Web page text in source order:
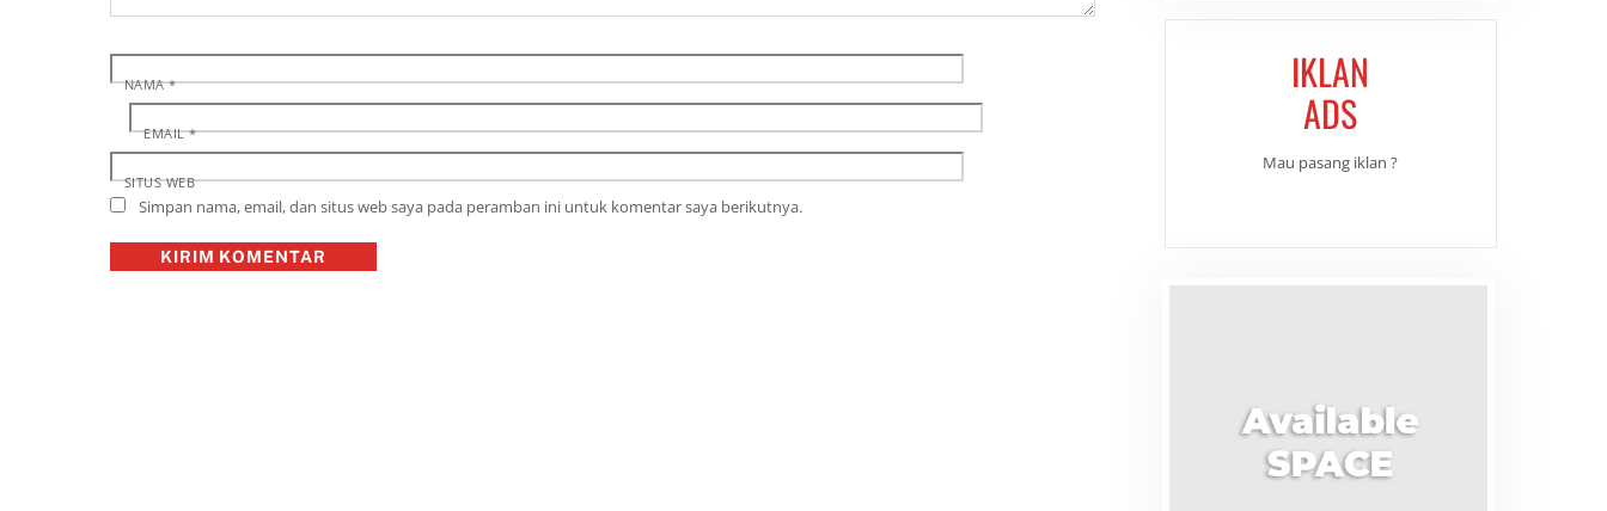
NAMA*
EMAIL*
SITUS WEB
Simpan nama, email, dan situs web saya pada peramban ini untuk komentar saya berikutnya.
IKLAN
ADS
Mau pasang iklan ?